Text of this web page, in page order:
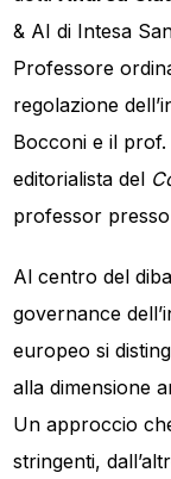
& AI di Intesa
Professore
regolazione
Bocconi e il prof.
editorialista del
professor
Al centro del
governance
europeo si
alla dimensione
Un approccio
stringenti,